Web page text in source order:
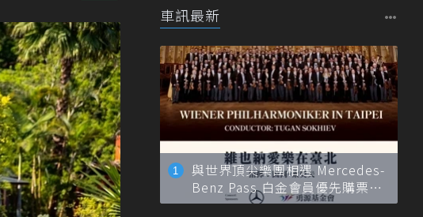
車訊最新
與世界頂尖樂團相遇 Mercedes-
Benz Pass 白金會員優先購票維
也納愛樂